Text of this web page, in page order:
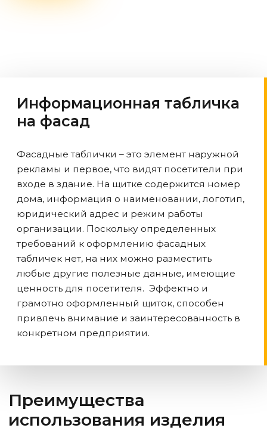
Информационная табличка
на фасад
Фасадные таблички – это элемент наружной
рекламы и первое, что видят посетители при
входе в здание. На щитке содержится номер
дома, информация о наименовании, логотип,
юридический адрес и режим работы
организации. Поскольку определенных
требований к оформлению фасадных
табличек нет, на них можно разместить
любые другие полезные данные, имеющие
ценность для посетителя. Эффектно и
грамотно оформленный щиток, способен
привлечь внимание и заинтересованность в
конкретном предприятии.
Преимущества
использования изделия